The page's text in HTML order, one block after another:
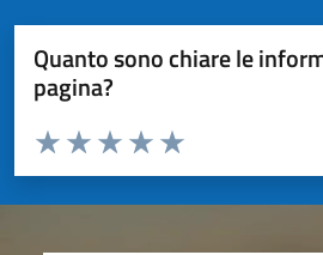
Quanto sono chiare le
pagina?
Valuta da 1 a 5 stelle la pagina
Valuta 5 stelle su 5
Valuta 4 stelle su 5
Valuta 3 stelle su 5
Valuta 2 stelle su 5
Valuta 1 stelle su 5